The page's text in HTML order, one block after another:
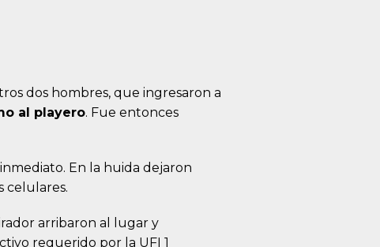
dos hombres, que ingresaron a
al playero. Fue entonces
En la huida dejaron
celulares.
arribaron al lugar y
requerido por la UFI 1